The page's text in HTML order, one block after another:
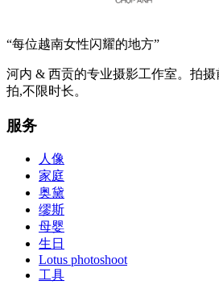
“每位越南女性闪耀的地方”
河内 & 西贡的专业摄影工作室。拍
拍,不限时长。
服务
人像
家庭
奥黛
缪斯
母婴
生日
Lotus photoshoot
工具